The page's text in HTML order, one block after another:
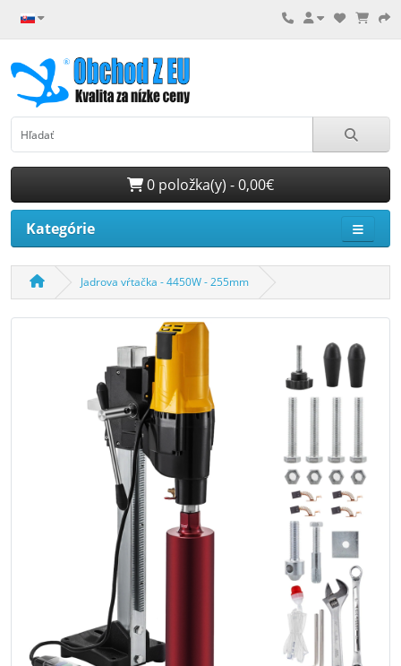
0 položka(y) - 0,00€
Kategórie
Jadrova vŕtačka - 4450W - 255mm